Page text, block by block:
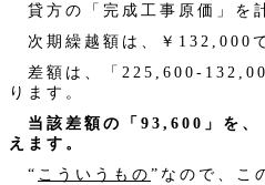
貸方の「完成工事原価」を
次期繰越額は、￥132,000
差額は、「225,600-
ります。
当該差額の「93,600」を、
えます。
“ こういうもの”なので、こ